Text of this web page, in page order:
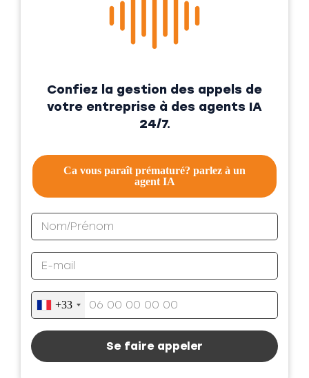
Confiez la gestion des appels de
votre entreprise à des agents IA
24/7.
Ca vous paraît prématuré? parlez à un
agent IA
+33
Se faire appeler